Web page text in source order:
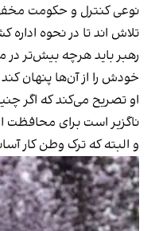
نوعی کنترل و حکومت
تلاش اند تا در نحوه‌
رهبر باید هرچه بیش‌تر
خودش را از آن‌ها پنهان
او تصریح می‌کند که اگر
ناگزیر است برای محافظت
و البته که ترک وطن کار